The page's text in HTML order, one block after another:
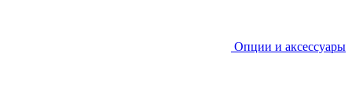
Опции и аксессуары